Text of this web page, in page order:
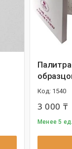
1540
3 000 ₸
Менее 5 ед.